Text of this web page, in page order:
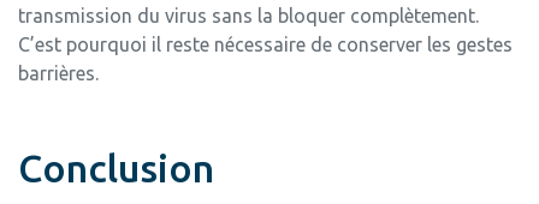
transmission du virus sans la bloquer complètement.
C’est pourquoi il reste nécessaire de conserver les gestes
barrières.
Conclusion